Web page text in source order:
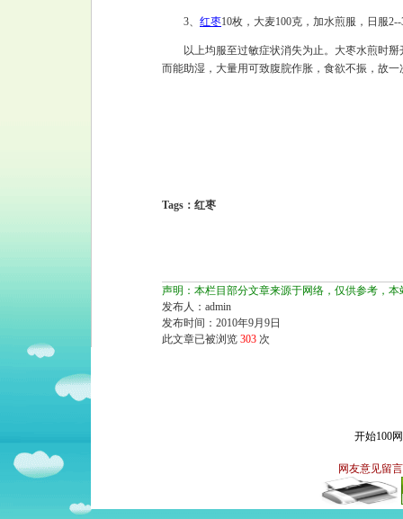
3、 红枣10枚，大麦100克，加水煎服，日服
以上均服至过敏症状消失为止。大枣水煎时掰
而能助湿，大量用可致腹脘作胀，食欲不振，故
Tags：红枣
声明：本栏目部分文章来源于网络，仅供参考，
发布人：admin
发布时间：2010年9月9日
此文章已被浏览 303 次
开始100
网友意见留